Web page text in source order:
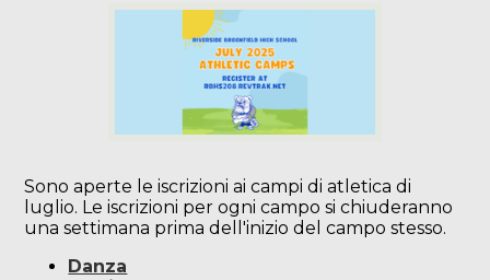
Sono aperte le iscrizioni ai campi di atletica di
luglio. Le iscrizioni per ogni campo si chiuderanno
una settimana prima dell'inizio del campo stesso.
Danza